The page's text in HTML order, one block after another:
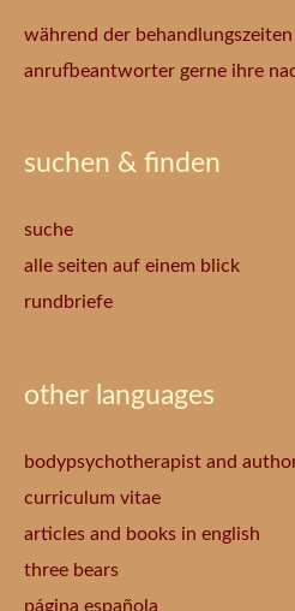
während der
anrufbeantworter gerne ihre
suchen & finden
suche
alle seiten auf einem blick
rundbriefe
other languages
bodypsychotherapist and
curriculum vitae
articles and books in english
three bears
página española